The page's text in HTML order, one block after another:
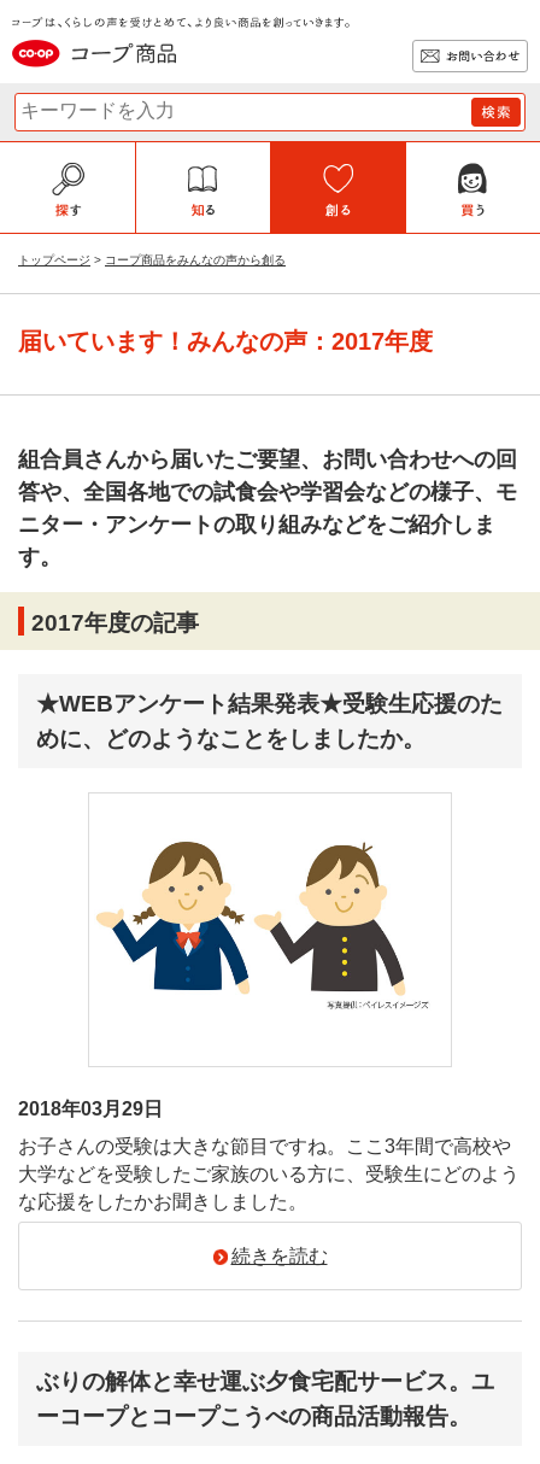
トップページ コープ商品をみんなの声から創る
届いています！みんなの声：2017年度
組合員さんから届いたご要望、お問い合わせへの回
答や、全国各地での試食会や学習会などの様子、モ
ニター・アンケートの取り組みなどをご紹介しま
す。
2017年度の記事
★WEBアンケート結果発表★受験生応援のた
めに、どのようなことをしましたか。
2018年03月29日
お子さんの受験は大きな節目ですね。ここ3年間で高校や
大学などを受験したご家族のいる方に、受験生にどのよう
な応援をしたかお聞きしました。
続きを読む
ぶりの解体と幸せ運ぶ夕食宅配サービス。ユ
ーコープとコープこうべの商品活動報告。